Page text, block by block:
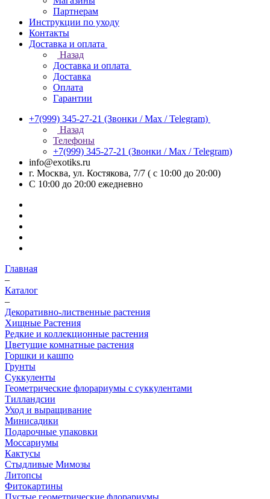
Партнерам
Инструкции по уходу
Контакты
Доставка и оплата
Назад
Доставка и оплата
Доставка
Оплата
Гарантии
+7(999) 345-27-21 (Звонки / Max / Telegram)
Назад
Телефоны
+7(999) 345-27-21 (Звонки / Max / Telegram)
info@exotiks.ru
г. Москва, ул. Костякова, 7/7 ( с 10:00 до 20:00)
С 10:00 до 20:00 ежедневно
Главная
–
Каталог
–
Декоративно-лиственные растения
Хищные Растения
Редкие и коллекционные растения
Цветущие комнатные растения
Горшки и кашпо
Грунты
Суккуленты
Геометрические флорариумы с суккулентами
Тилландсии
Уход и выращивание
Минисадики
Подарочные упаковки
Моссариумы
Кактусы
Стыдливые Мимозы
Литопсы
Фитокартины
Пустые геометрические флорариумы